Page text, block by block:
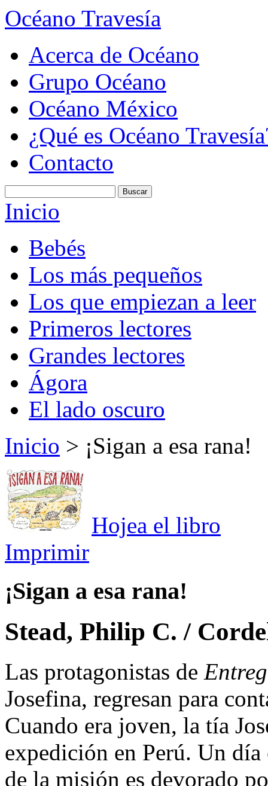
Océano Travesía
Acerca de Océano
Grupo Océano
Océano México
¿Qué es Océano
Contacto
Inicio
Bebés
Los más pequeños
Los que empiezan a leer
Primeros lectores
Grandes lectores
Ágora
El lado oscuro
Inicio > ¡Sigan a esa rana!
Hojea el libro
Imprimir
¡Sigan a esa rana!
Stead, Philip C. /
Las protagonistas de
Josefina, regresan para
Cuando era joven, la tía
expedición en Perú. Un
de la misión es devorado